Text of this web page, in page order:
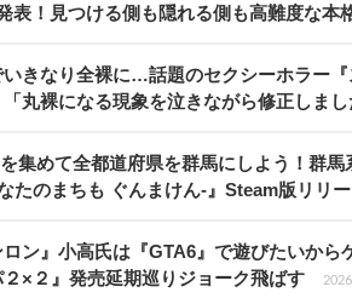
表！見つける側も隠れる側も高難度な本
きなり全裸に…話題のセクシーホラー
丸裸になる現象を泣きながら修正しま
を集めて全都道府県を群馬にしよう！群
たのまちも ぐんまけん-』Steam版リリー
ロン』小高氏は『GTA6』で遊びたいか
２×２』発売延期巡りジョーク飛ばす